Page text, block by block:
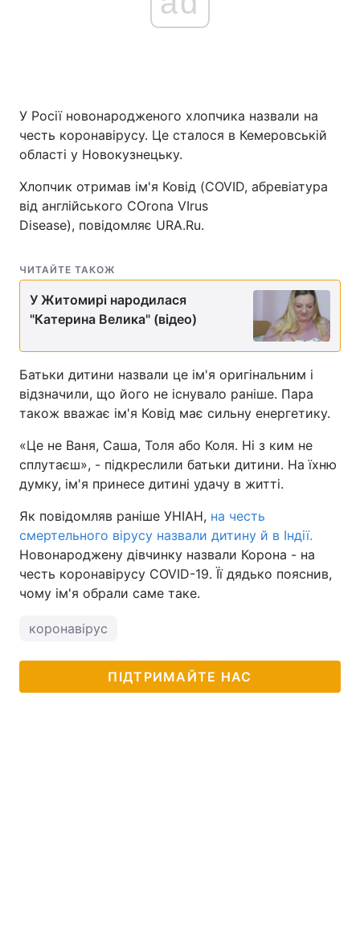
У Росії новонародженого хлопчика назвали на
честь коронавірусу. Це сталося в Кемеровській
області у Новокузнецьку.
Хлопчик отримав ім'я Ковід (COVID, абревіатура
від англійського COrona VIrus
Disease), повідомляє URA.Ru.
ЧИТАЙТЕ ТАКОЖ
У Житомирі народилася
"Катерина Велика" (відео)
Батьки дитини назвали це ім'я оригінальним і
відзначили, що його не існувало раніше. Пара
також вважає ім'я Ковід має сильну енергетику.
«Це не Ваня, Саша, Толя або Коля. Ні з ким не
сплутаєш», - підкреслили батьки дитини. На їхню
думку, ім'я принесе дитині удачу в житті.
Як повідомляв раніше УНІАН, на честь
смертельного вірусу назвали дитину й в Індії.
Новонароджену дівчинку назвали Корона - на
честь коронавірусу COVID-19. Її дядько пояснив,
чому ім'я обрали саме таке.
коронавірус
ПІДТРИМАЙТЕ НАС